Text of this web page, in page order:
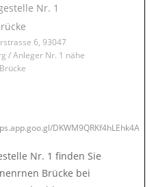
Nr. 1
6, 93047
/ Anleger Nr. 1 nähe
DKWM9QRKf4hLEhk4A
Nr. 1 finden Sie
Brücke bei